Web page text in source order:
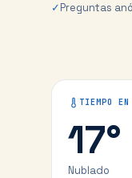
✓Preguntas
TIEMPO EN
17°
Nublado